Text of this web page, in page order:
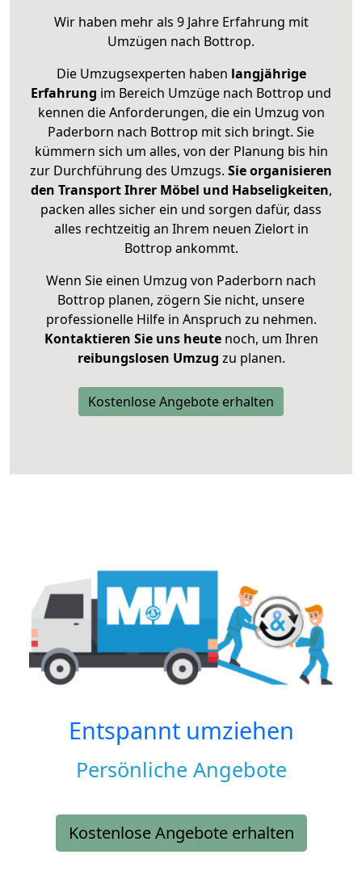
Wir haben mehr als 9 Jahre Erfahrung mit
Umzügen nach Bottrop.
Die Umzugsexperten haben langjährige
Erfahrung im Bereich Umzüge nach Bottrop und
kennen die Anforderungen, die ein Umzug von
Paderborn nach Bottrop mit sich bringt. Sie
kümmern sich um alles, von der Planung bis hin
zur Durchführung des Umzugs. Sie organisieren
den Transport Ihrer Möbel und Habseligkeiten,
packen alles sicher ein und sorgen dafür, dass
alles rechtzeitig an Ihrem neuen Zielort in
Bottrop ankommt.
Wenn Sie einen Umzug von Paderborn nach
Bottrop planen, zögern Sie nicht, unsere
professionelle Hilfe in Anspruch zu nehmen.
Kontaktieren Sie uns heutenoch, um Ihren
reibungslosen Umzug zu planen.
Kostenlose Angebote erhalten
Entspannt umziehen
Persönliche Angebote
Kostenlose Angebote erhalten